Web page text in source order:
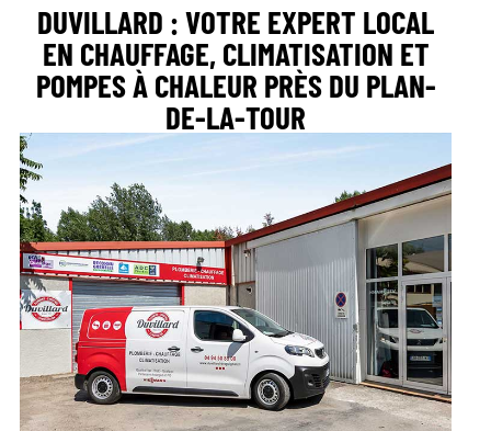
DUVILLARD : VOTRE EXPERT LOCAL
EN CHAUFFAGE, CLIMATISATION ET
POMPES À CHALEUR PRÈS DU PLAN-
DE-LA-TOUR